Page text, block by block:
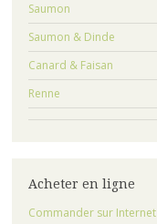
Saumon
Saumon & Dinde
Canard & Faisan
Renne
Acheter en ligne
Commander sur Internet